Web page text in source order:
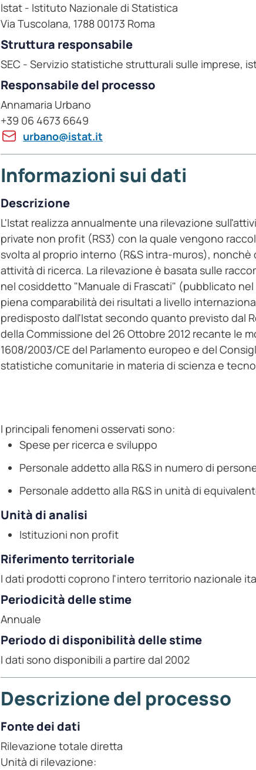
Istat - Istituto Nazionale di Statistica
Via Tuscolana, 1788 00173 Roma
Struttura responsabile
SEC - Servizio statistiche strutturali sulle imprese,
Responsabile del processo
Annamaria Urbano
+39 06 4673 6649
urbano@istat.it
Informazioni sui dati
Descrizione
L'Istat realizza annualmente una rilevazione
private non profit (RS3) con la quale vengono
svolta al proprio interno (R&S intra-muros),
attività di ricerca. La rilevazione è basata sulle
nel cosiddetto "Manuale di Frascati" (pubblicato
piena comparabilità dei risultati a livello
predisposto dall'Istat secondo quanto previsto dal
della Commissione del 26 Ottobre 2012 recante le
1608/2003/CE del Parlamento europeo e del
statistiche comunitarie in materia di scienza e
I principali fenomeni osservati sono:
Spese per ricerca e sviluppo
Personale addetto alla R&S in numero di
Personale addetto alla R&S in unità di
Unità di analisi
Istituzioni non profit
Riferimento territoriale
I dati prodotti coprono l'intero territorio nazionale
Periodicità delle stime
Annuale
Periodo di disponibilità delle stime
I dati sono disponibili a partire dal 2002
Descrizione del processo
Fonte dei dati
Rilevazione totale diretta
Unità di rilevazione: